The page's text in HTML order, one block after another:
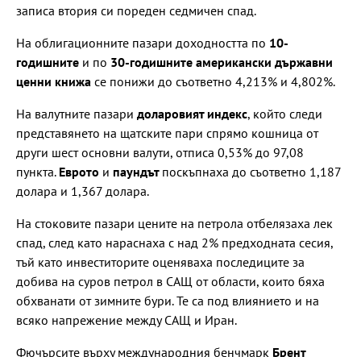
записа втория си пореден седмичен спад.
На облигационните пазари доходността по 10-
годишните и по 30-годишните американски държавни
ценни книжа се понижи до съответно 4,213% и 4,802%.
На валутните пазари доларовият индекс, който следи
представянето на щатските пари спрямо кошница от
други шест основни валути, отписа 0,53% до 97,08
пункта. Еврото и паундът поскъпнаха до съответно 1,187
долара и 1,367 долара.
На стоковите пазари цените на петрола отбелязаха лек
спад, след като нараснаха с над 2% предходната сесия,
тъй като инвеститорите оценяваха последиците за
добива на суров петрол в САЩ от области, които бяха
обхванати от зимните бури. Те са под влиянието и на
всяко напрежение между САЩ и Иран.
Фючърсите върху международния бенчмарк Брент